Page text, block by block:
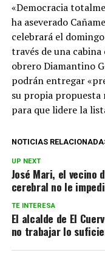
«Democracia
ha aseverado
celebrará el
través de una
obrero Diamantino
podrán entregar
su propia propuesta
para que lidere la
NOTICIAS
UP NEXT
José Mari, el vecino
cerebral no le
TE INTERESA
El alcalde de El
no trabajar lo